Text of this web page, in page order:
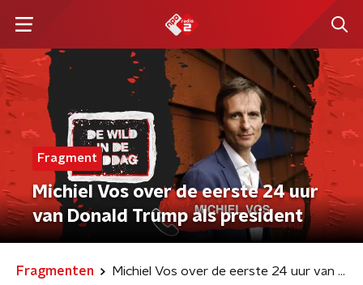
Fragment
Michiel Vos over de eerste 24 uur
van Donald Trump als president
Fragmenten Michiel Vos over de eerste 24 uur van Donald Trump als president